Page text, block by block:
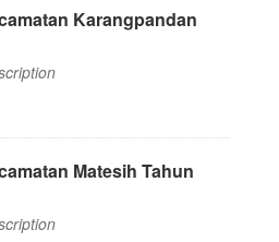
Karangpandan
Matesih Tahun